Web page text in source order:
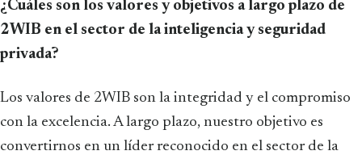
¿Cuáles son los valores y objetivos a largo plazo de
2WIB en el sector de la inteligencia y seguridad
privada?
Los valores de 2WIB son la integridad y el compromiso
con la excelencia. A largo plazo, nuestro objetivo es
convertirnos en un líder reconocido en el sector de la